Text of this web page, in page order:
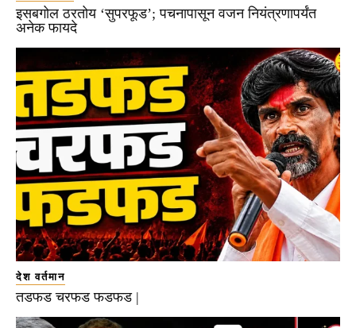
इसबगोल ठरतोय ‘सुपरफूड’; पचनापासून वजन नियंत्रणापर्यंत
अनेक फायदे
देश वर्तमान
तडफड चरफड फडफड |